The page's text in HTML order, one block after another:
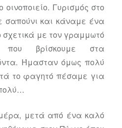
Γυρισμός στο
και κάναμε ένα
σχετικά με τον γραμμωτό
που βρίσκουμε στα
Ήμασταν όμως πολύ
το φαγητό πέσαμε για
μετά από ένα καλό